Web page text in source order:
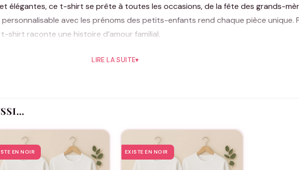
élégantes, ce t-shirt se prête à toutes les occasions, de la fête des grands-
avec les prénoms des petits-enfants rend chaque pièce unique.
shirt raconte une histoire d’amour familial.
assurent une adaptabilité parfaite à toutes les morphologies. Disponible
de ces moments inestimables. Offrir ce t-shirt, c’est partager un message
LIRE LA SUITE▾
EN NOIR EXISTE EN NOIR